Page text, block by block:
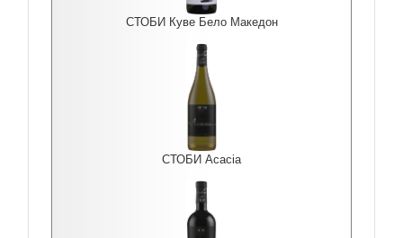
СТОБИ Куве Бело Македон
СТОБИ Acacia